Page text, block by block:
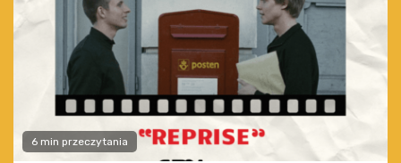
6 min przeczytania